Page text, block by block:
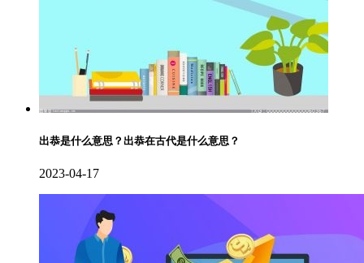
出恭是什么意思？出恭在古代是什么意思？
2023-04-17